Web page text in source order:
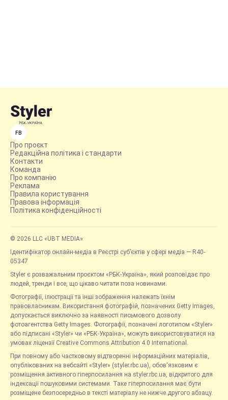
FB
Про проєкт
Редакційна політика і стандарти
Контакти
Команда
Про компанію
Реклама
Правила користування
Правова інформація
Політика конфіденційності
© 2026 LLC «UBT MEDIA»
Ідентифікатор онлайн-медіа в Реєстрі суб’єктів у сфері медіа — R40-
05347
Styler є розважальним проєктом «РБК-Україна», який розповідає про
людей, тренди і все, що цікаво читати поза новинами.
Фотографії, ілюстрації та інші зображення належать їхнім
правовласникам. Використання фотографій, позначених Getty Images,
допускається виключно за наявності письмового дозволу
фотоагентства Getty Images. Фотографії, позначені логотипом «Styler»
або підписані «Styler» чи «РБК-Україна», можуть використовуватися на
умовах ліцензії Creative Commons Attribution 4.0 International.
При повному або частковому відтворенні інформаційних матеріалів,
опублікованих на вебсайті «Styler» (styler.rbc.ua), обов'язковим є
розміщення активного гіперпосилання на styler.rbc.ua, відкритого для
індексації пошуковими системами. Таке гіперпосилання має бути
розміщене безпосередньо в тексті матеріалу не нижче другого абзацу.